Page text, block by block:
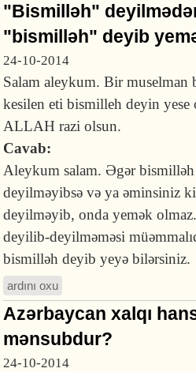
"Bismilləh"
"bismilləh" deyib
24-10-2014
Salam aleykum. Bir muselman
kesilen eti bismilleh deyin yese
ALLAH razi olsun.
Cavab:
Aleykum salam. Əgər bismilləh
deyilməyibsə və ya əminsiniz
deyilməyib, onda yemək
deyilib-deyilməməsi
bismilləh deyib yeyə bilərsiniz.
ardını oxu
Azərbaycan xalqı
mənsubdur?
24-10-2014